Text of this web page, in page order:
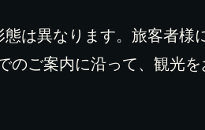
は異なります。旅客者様
のご案内に沿って、観光